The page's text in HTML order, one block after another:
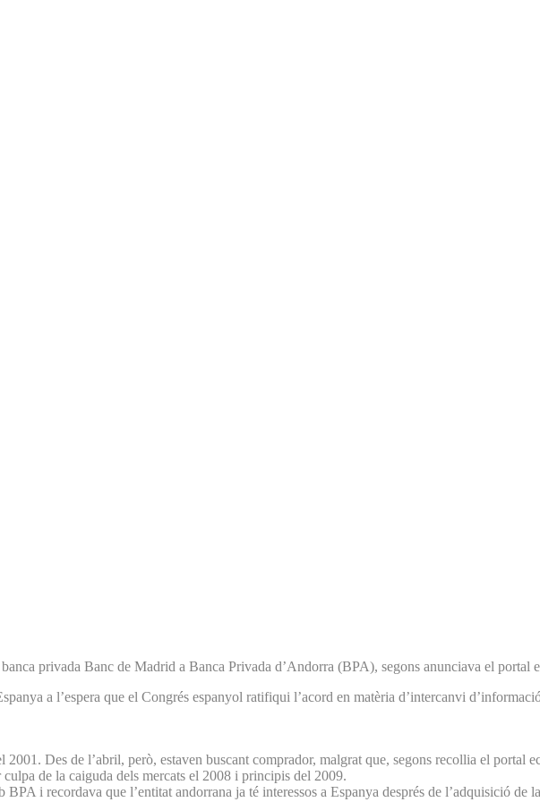
privada Banc de Madrid a Banca Privada d’Andorra (BPA), segons anunciava el portal
a l’espera que el Congrés espanyol ratifiqui l’acord en matèria d’intercanvi
Des de l’abril, però, estaven buscant comprador, malgrat que, segons recollia el portal
de la caiguda dels mercats el 2008 i principis del 2009.
i recordava que l’entitat andorrana ja té interessos a Espanya després de l’adquisició de